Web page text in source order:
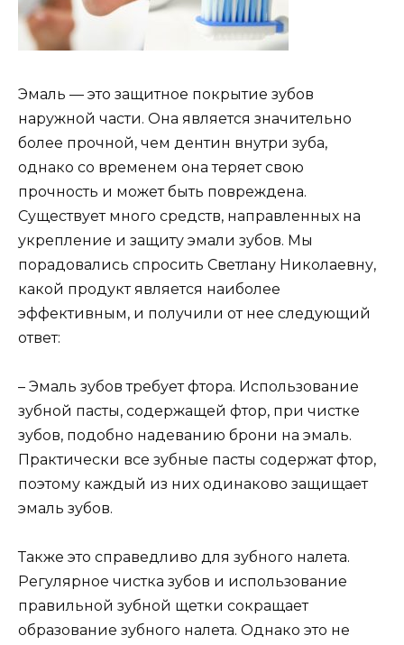
Эмаль — это защитное покрытие зубов
наружной части. Она является значительно
более прочной, чем дентин внутри зуба,
однако со временем она теряет свою
прочность и может быть повреждена.
Существует много средств, направленных на
укрепление и защиту эмали зубов. Мы
порадовались спросить Светлану Николаевну,
какой продукт является наиболее
эффективным, и получили от нее следующий
ответ:
– Эмаль зубов требует фтора. Использование
зубной пасты, содержащей фтор, при чистке
зубов, подобно надеванию брони на эмаль.
Практически все зубные пасты содержат фтор,
поэтому каждый из них одинаково защищает
эмаль зубов.
Также это справедливо для зубного налета.
Регулярное чистка зубов и использование
правильной зубной щетки сокращает
образование зубного налета. Однако это не